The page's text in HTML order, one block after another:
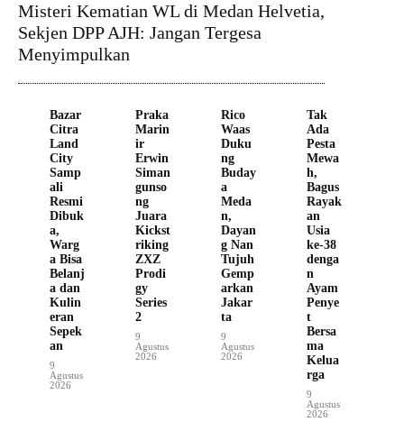
Misteri Kematian WL di Medan Helvetia,
Sekjen DPP AJH: Jangan Tergesa
Menyimpulkan
Bazar
Citra
Land
City
Samp
ali
Resmi
Dibuk
a,
Warg
a Bisa
Belanj
a dan
Kulin
eran
Sepek
an
9
Agustus
2026
Praka
Marin
ir
Erwin
Siman
gunso
ng
Juara
Kickst
riking
ZXZ
Prodi
gy
Series
2
9
Agustus
2026
Rico
Waas
Duku
ng
Buday
a
Meda
n,
Dayan
g Nan
Tujuh
Gemp
arkan
Jakar
ta
9
Agustus
2026
Tak
Ada
Pesta
Mewa
h,
Bagus
Rayak
an
Usia
ke-38
denga
n
Ayam
Penye
t
Bersa
ma
Kelua
rga
9
Agustus
2026